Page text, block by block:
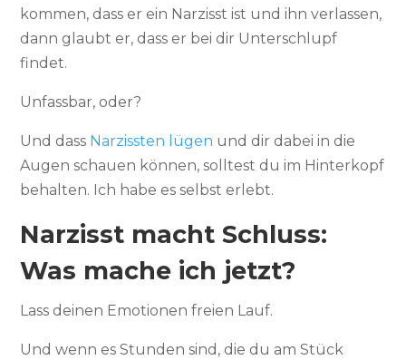
kommen, dass er ein Narzisst ist und ihn verlassen,
dann glaubt er, dass er bei dir Unterschlupf
findet.
Unfassbar, oder?
Und dass Narzissten lügen und dir dabei in die
Augen schauen können, solltest du im Hinterkopf
behalten. Ich habe es selbst erlebt.
Narzisst macht Schluss:
Was mache ich jetzt?
Lass deinen Emotionen freien Lauf.
Und wenn es Stunden sind, die du am Stück